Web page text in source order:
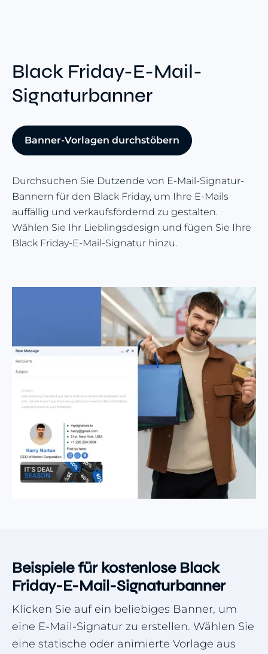
Black Friday-E-Mail-
Signaturbanner
Banner-Vorlagen durchstöbern
Durchsuchen Sie Dutzende von E-Mail-Signatur-
Bannern für den Black Friday, um Ihre E-Mails
auffällig und verkaufsfördernd zu gestalten.
Wählen Sie Ihr Lieblingsdesign und fügen Sie Ihre
Black Friday-E-Mail-Signatur hinzu.
Beispiele für kostenlose Black
Friday-E-Mail-Signaturbanner
Klicken Sie auf ein beliebiges Banner, um
eine E-Mail-Signatur zu erstellen. Wählen Sie
eine statische oder animierte Vorlage aus